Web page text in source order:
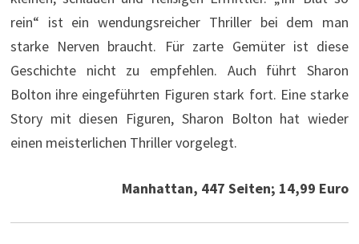
rein“ ist ein wendungsreicher Thriller bei dem man
starke Nerven braucht. Für zarte Gemüter ist diese
Geschichte nicht zu empfehlen. Auch führt Sharon
Bolton ihre eingeführten Figuren stark fort. Eine starke
Story mit diesen Figuren, Sharon Bolton hat wieder
einen meisterlichen Thriller vorgelegt.
Manhattan, 447 Seiten; 14,99 Euro